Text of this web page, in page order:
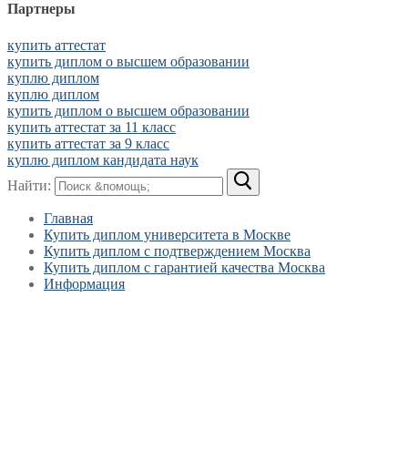
Партнеры
купить аттестат
купить диплом о высшем образовании
куплю диплом
куплю диплом
купить диплом о высшем образовании
купить аттестат за 11 класс
купить аттестат за 9 класс
куплю диплом кандидата наук
Найти:
Главная
Купить диплом университета в Москве
Купить диплом с подтверждением Москва
Купить диплом с гарантией качества Москва
Информация